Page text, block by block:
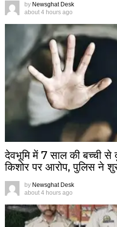
by Newsghat Desk
about 4 hours ago
देवभूमि में 7 साल की बच्ची से
किशोर पर आरोप, पुलिस ने
by Newsghat Desk
about 4 hours ago